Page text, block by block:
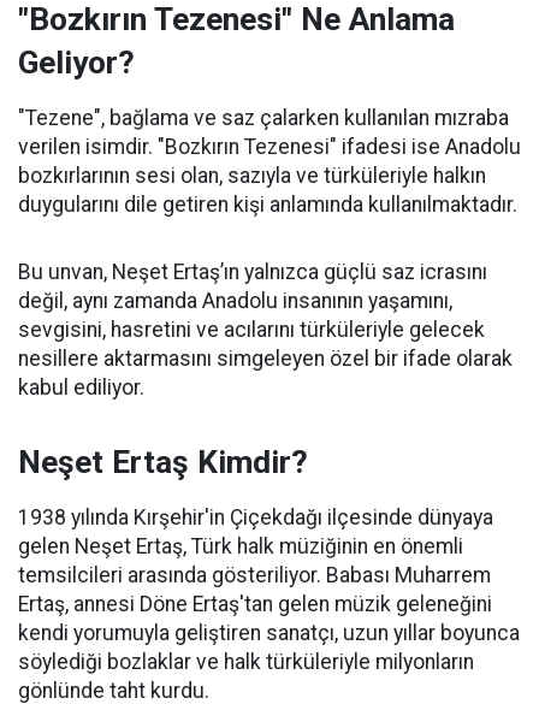
"Bozkırın Tezenesi" Ne Anlama
Geliyor?
"Tezene", bağlama ve saz çalarken kullanılan mızraba
verilen isimdir. "Bozkırın Tezenesi" ifadesi ise Anadolu
bozkırlarının sesi olan, sazıyla ve türküleriyle halkın
duygularını dile getiren kişi anlamında kullanılmaktadır.
Bu unvan, Neşet Ertaş’ın yalnızca güçlü saz icrasını
değil, aynı zamanda Anadolu insanının yaşamını,
sevgisini, hasretini ve acılarını türküleriyle gelecek
nesillere aktarmasını simgeleyen özel bir ifade olarak
kabul ediliyor.
Neşet Ertaş Kimdir?
1938 yılında Kırşehir'in Çiçekdağı ilçesinde dünyaya
gelen Neşet Ertaş, Türk halk müziğinin en önemli
temsilcileri arasında gösteriliyor. Babası Muharrem
Ertaş, annesi Döne Ertaş'tan gelen müzik geleneğini
kendi yorumuyla geliştiren sanatçı, uzun yıllar boyunca
söylediği bozlaklar ve halk türküleriyle milyonların
gönlünde taht kurdu.